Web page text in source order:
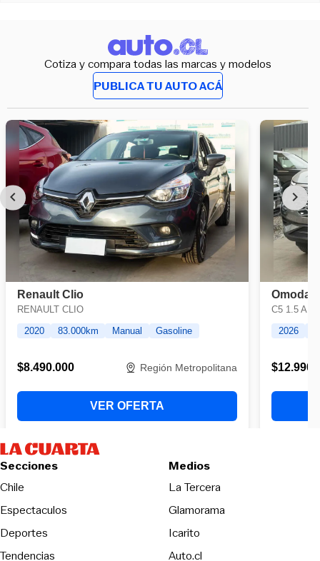
Cotiza y compara todas las marcas y modelos
PUBLICA TU AUTO ACÁ
Secciones
Chile
Espectaculos
Deportes
Tendencias
Medios
La TerceraOpens in new
Glamorama
Icarito
Auto.cl